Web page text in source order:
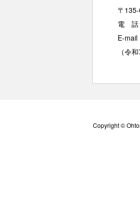
〒
電 話
E-mail
（令
Copyright ©